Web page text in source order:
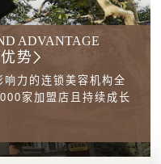
ADVANTAGE
势
响力的连锁美容机构全
家加盟店且持续成长